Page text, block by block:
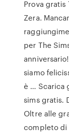
Prova gratis
Zera.
per The
siamo
è … Scarica
sims gratis.
Oltre alle
completo